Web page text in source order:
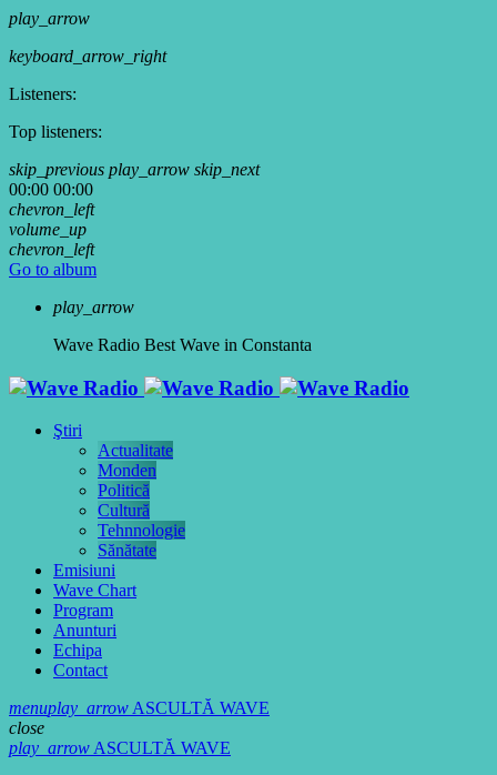
play_arrow
keyboard_arrow_right
Listeners:
Top listeners:
skip_previous play_arrow skip_next
00:00 00:00
chevron_left
volume_up
chevron_left
Go to album
play_arrow
Wave Radio Best Wave in Constanta
Ştiri
Actualitate
Monden
Politică
Cultură
Tehnnologie
Sănătate
Emisiuni
Wave Chart
Program
Anunturi
Echipa
Contact
menuplay_arrowASCULTĂ WAVE
close
play_arrowASCULTĂ WAVE